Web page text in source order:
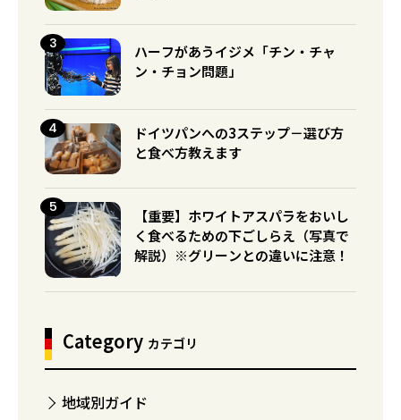
ハーフがあうイジメ「チン・チャ
ン・チョン問題」
ドイツパンへの3ステップ－選び方
と食べ方教えます
【重要】ホワイトアスパラをおいし
く食べるための下ごしらえ（写真で
解説）※グリーンとの違いに注意！
Category カテゴリ
地域別ガイド